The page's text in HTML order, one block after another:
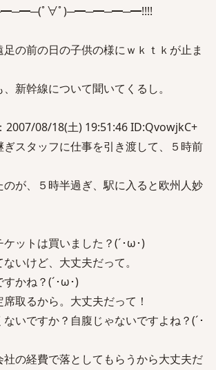
ﾟ∀ﾟ)─━─━─━─━!!!!
の前の日の子供の様にｗｋｔｋが止ま
新幹線について聞いてくるし。
2007/08/18(土) 19:51:46 ID:QvowjkC+
ぎスタッフに仕事を引き渡して、５時前
のが、５時半過ぎ、駅に入ると欧州人妙
ットは買いました？(´･ω･)
いけど、大丈夫だって。
かね？(´･ω･)
取るから。大丈夫だって！
いですか？自腹じゃないですよね？(´･
の経費で落としてもらうから大丈夫だ